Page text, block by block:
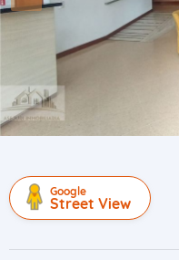
Google
Street View